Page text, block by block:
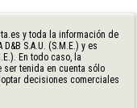
y toda la información de
S.A.U. (S.M.E.) y es
En todo caso, la
ser tenida en cuenta sólo
decisiones comerciales